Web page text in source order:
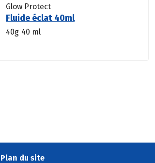
Glow Protect
Fluide éclat 40ml
40g 40 ml
Plan du site